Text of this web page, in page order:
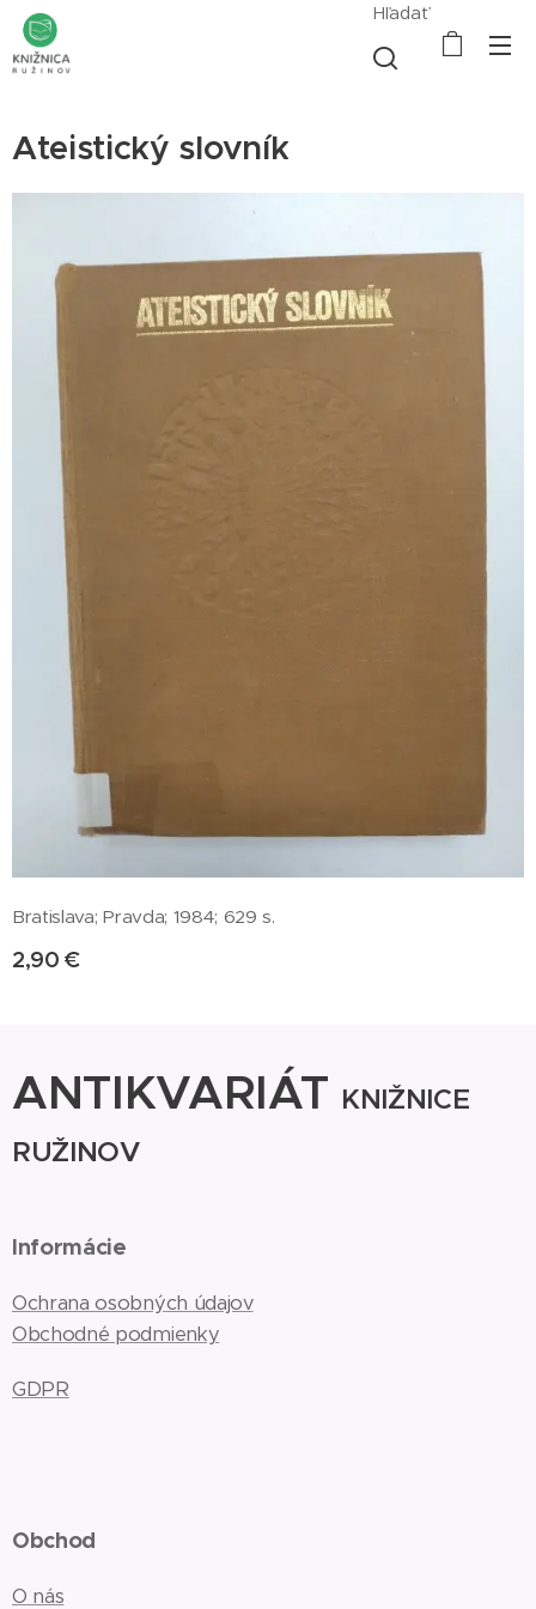
Hľadať
Ateistický slovník
Bratislava; Pravda; 1984; 629 s.
2,90 €
ANTIKVARIÁT KNIŽNICE
RUŽINOV
Informácie
Ochrana osobných údajov
Obchodné podmienky
GDPR
Obchod
O nás